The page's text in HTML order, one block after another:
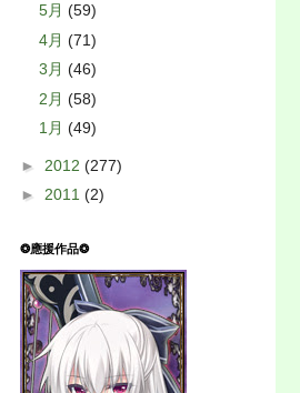
5月 (59)
4月 (71)
3月 (46)
2月 (58)
1月 (49)
► 2012 (277)
► 2011 (2)
❂應援作品❂